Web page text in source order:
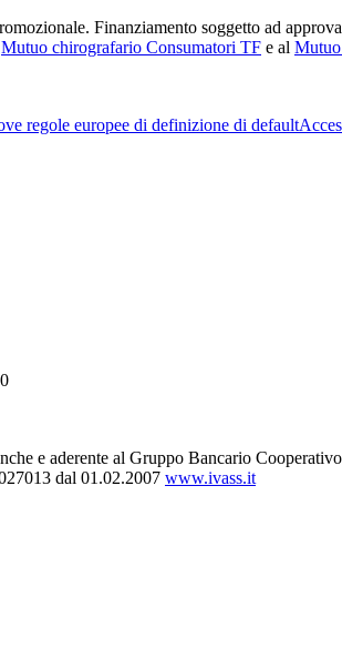
Finanziamento soggetto ad
Mutuo chirografario Consumatori TF e al
regole europee di definizione di default
e aderente al Gruppo Bancario
dal 01.02.2007 www.ivass.it